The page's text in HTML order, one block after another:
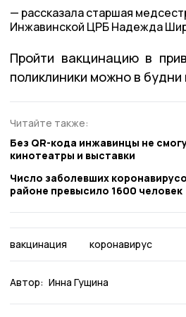
рассказала старшая
Инжавинской ЦРБ Надежда
Пройти вакцинацию в
поликлиники можно в
Читайте также:
Без QR-кода инжавинцы не
кинотеатры и выставки
Число заболевших
районе превысило 1600 человек
вакцинация коронавирус
Автор: Инна Гущина